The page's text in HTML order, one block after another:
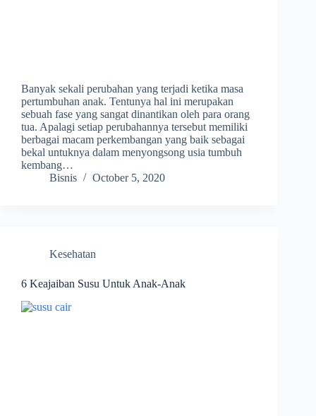
Banyak sekali perubahan yang terjadi ketika masa
pertumbuhan anak. Tentunya hal ini merupakan
sebuah fase yang sangat dinantikan oleh para orang
tua. Apalagi setiap perubahannya tersebut memiliki
berbagai macam perkembangan yang baik sebagai
bekal untuknya dalam menyongsong usia tumbuh
kembang…
Bisnis
October 5, 2020
Kesehatan
6 Keajaiban Susu Untuk Anak-Anak